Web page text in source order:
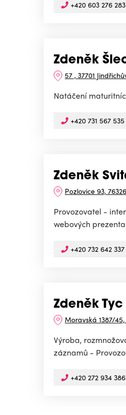
+420 603 276 283
Zdeněk
57 , 37701
Natáčení
+420 731 567 535
Zdeněk
Pozlovice 93,
Provozovatel -
webových
+420 732 642 337
Zdeněk Tyc
Moravská 1387/
Výroba,
záznamů -
+420 272 934 386